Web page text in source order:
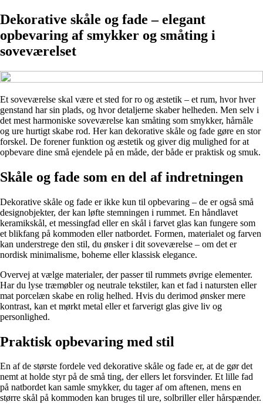
Dekorative skåle og fade – elegant
opbevaring af smykker og småting i
soveværelset
Et soveværelse skal være et sted for ro og æstetik – et rum, hvor hver
genstand har sin plads, og hvor detaljerne skaber helheden. Men selv i
det mest harmoniske soveværelse kan småting som smykker, hårnåle
og ure hurtigt skabe rod. Her kan dekorative skåle og fade gøre en stor
forskel. De forener funktion og æstetik og giver dig mulighed for at
opbevare dine små ejendele på en måde, der både er praktisk og smuk.
Skåle og fade som en del af indretningen
Dekorative skåle og fade er ikke kun til opbevaring – de er også små
designobjekter, der kan løfte stemningen i rummet. En håndlavet
keramikskål, et messingfad eller en skål i farvet glas kan fungere som
et blikfang på kommoden eller natbordet. Formen, materialet og farven
kan understrege den stil, du ønsker i dit soveværelse – om det er
nordisk minimalisme, boheme eller klassisk elegance.
Overvej at vælge materialer, der passer til rummets øvrige elementer.
Har du lyse træmøbler og neutrale tekstiler, kan et fad i natursten eller
mat porcelæn skabe en rolig helhed. Hvis du derimod ønsker mere
kontrast, kan et mørkt metal eller et farverigt glas give liv og
personlighed.
Praktisk opbevaring med stil
En af de største fordele ved dekorative skåle og fade er, at de gør det
nemt at holde styr på de små ting, der ellers let forsvinder. Et lille fad
på natbordet kan samle smykker, du tager af om aftenen, mens en
større skål på kommoden kan bruges til ure, solbriller eller hårspænder.